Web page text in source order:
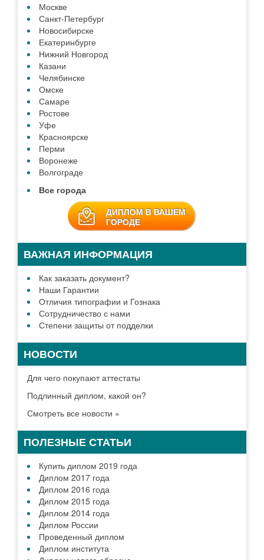
Москве
Санкт-Петербург
Новосибирске
Екатеринбурге
Нижний Новгород
Казани
Челябинске
Омске
Самаре
Ростове
Уфе
Красноярске
Перми
Воронеже
Волгограде
Все города
ДИПЛОМ В ВАШЕМ
ГОРОДЕ
ВАЖНАЯ ИНФОРМАЦИЯ
Как заказать документ?
Наши Гарантии
Отличия типографии и Гознака
Сотрудничество с нами
Степени защиты от подделки
НОВОСТИ
Для чего покупают аттестаты
Подлинный диплом, какой он?
Смотреть все новости »
ПОЛЕЗНЫЕ СТАТЬИ
Купить диплом 2019 года
Диплом 2017 года
Диплом 2016 года
Диплом 2015 года
Диплом 2014 года
Диплом России
Проведенный диплом
Диплом института